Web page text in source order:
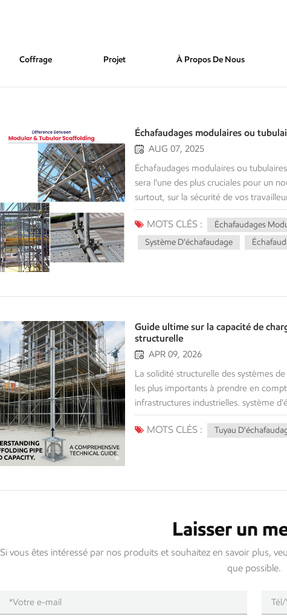
Coffrage Projet À Propos De Nous
Échafaudages modulaires ou
AUG 07, 2025
Échafaudages modulaires ou tubulaires Choisir le bon système d'échafaudage La décision finale sera l'une des plus cruciales pour un nouveau projet. Elle aura un impact sur le calendrier, les coûts et, surtout, sur la sécurité de vos travailleurs. Plusieurs options s'offrent à vous, mais la plupart du temps, vous vous rendrez compte que votre projet se résumera à l'un des deux principaux systèmes suivants : échafaudages modulaires ou échafaudages tubulaires. Ce guide vous propose une comparaison détaillée pour vous aider à prendre votre décision. Il présente les avantages et les inconvénients des différents types et propose une situation idéale pour chaque type afin de vous guider dans le choix le plus judicieux pour votre prochain projet. Comprendre les échafaudages tubulaires (tubes et colliers) Échafaudages tubulaires, également appelé échafaudage à tubes et pinces, est constitué de tubes d'acier individuels assemblés à l'aide de divers raccords et raccords. C'est le type d'échafaudage original, reconnu pour sa grande polyvalence. Principaux avantages : Flexibilité inégalée : Ce système offre une flexibilité inégalée pour les formes complexes. Comme tous les tubes et colliers peuvent être installés indépendamment, vous pouvez créer un échafaudage qui s'adapte à toutes les formes, inclinaisons et caractéristiques architecturales. L'échafaudage tubulaire est le système privilégié pour la restauration de bâtiments anciens, de ponts et lorsqu'il est impossible de fournir un système standard dans une installation industrielle. Rentable pour les projets personnalisés : Bien que les coûts de main-d'œuvre puissent parfois être plus élevés, pour les projets sur mesure, le coût initial des matériaux pour les tubes et les colliers individuels peut être inférieur à celui des systèmes préfabriqués. Pour les projets nécessitant des modifications coûteuses sur des constructions uniques ou personnalisées, les échafaudages à tubes et colliers peuvent vous permettre de réaliser des économies de main-d'œuvre. Capacité de charge importante : Correctement installés, les systèmes d'échafaudage à tubes et pinces sont très robustes et peuvent être utilisés pour des applications lourdes. C'est souvent le type d'échafaudage privilégié pour les travaux nécessitant des matériaux ou équipements lourds. Principaux inconvénients : Assemblage à forte intensité de main-d'œuvre : Le montage et le démontage d'un échafaudage à tubes et colliers de serrage nécessitent beaucoup de travail. Chaque composant est une pièce autonome qui doit être fixée et fixée. Par conséquent, le processus est beaucoup plus long qu'avec un système modulaire. Sur un chantier très fréquenté, ce temps supplémentaire pour monter et démonter un échafaudage peut impacter directement votre planning. Main d'œuvre coûteuse : Le temps de montage supplémentaire engendre des coûts de main-d'œuvre supplémentaires. De plus, vous devez disposer d'une équipe de montage qualifiée pour garantir un montage et une construction corrects et sûrs de l'échafaudage. Trop de pièces à gérer : Au-delà du temps et du coût d'assemblage, les tubes, les colliers et les raccords constituent tous un problème logistique si vous êtes sur un chantier très fréquenté et peuvent potentiellement créer une perte de temps si vous perdez ou égarez des pièces. Comprendre l'échafaudage modulaire (système) Qu'est-ce que c'est : Échafaudages modulaires, souvent appelé échafaudage système (comme Anneau de verrouillage ou Cuplock), est un système préfabriqué composé de composants standardisés et préfabriqués. Ces pièces sont dotées d'un mécanisme de verrouillage fixe permettant des connexions rapides et sécurisées. Principaux avantages : · Temps et efficacité : C'est le principal avantage des échafaudages modulaires. Les
MOTS CLÉS : Échafaudages
Système D'échafaudage
Guide ultime sur la capacité de
structurelle
APR 09, 2026
La solidité structurelle des systèmes
les plus importants à prendre en
infrastructures industrielles. système
connaître la taille et la capacité de
maintenir les matériaux en toute
ainsi que les normes régissant
d'échafaudage ? La capacité de
tube d'échafaudage peut supporter
s'effondrer. Dans le cadre de votre
toutes les autres barres de
permanentes vs. charges
constituent l'échafaudage
MOTS CLÉS : Tuyau
Laisser un
Si vous êtes intéressé par nos produits et souhaitez en savoir plus,
que possible.